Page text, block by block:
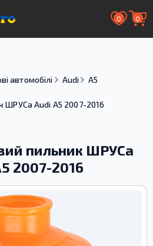
0 0
автомобілі Audi
A5
ШРУСа Audi A5 2007-2016
пильник ШРУСа
2007-2016